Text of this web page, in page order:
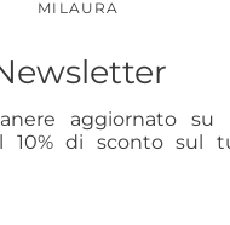
MILAURA
aggiornato su
10% di sconto sul